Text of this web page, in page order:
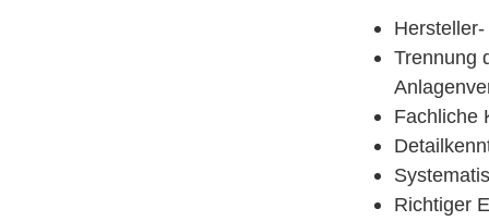
Trennung
Fachliche
Richtiger